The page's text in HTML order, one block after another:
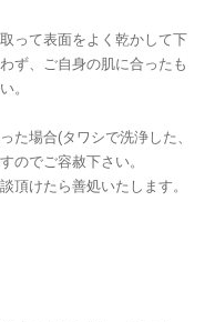
って表面をよく乾かして下
ず、ご自身の肌に合ったも
。
た場合(タワシで洗浄した、
のでご容赦下さい。
頂けたら善処いたします。